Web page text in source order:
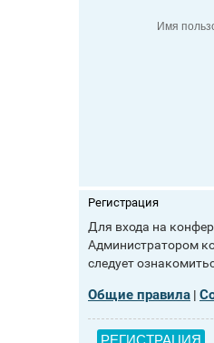
Имя
Регистрация
Для входа на
Администратором
следует
Общие правила |
РЕГИСТРАЦИЯ